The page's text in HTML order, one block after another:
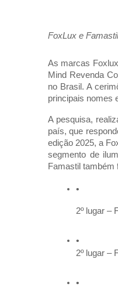
FoxLux e
As marcas
Mind Revenda
no Brasil. A
principais nomes
A pesquisa,
país, que
edição 2025, a
segmento de
Famastil
2º lugar –
2º lugar –